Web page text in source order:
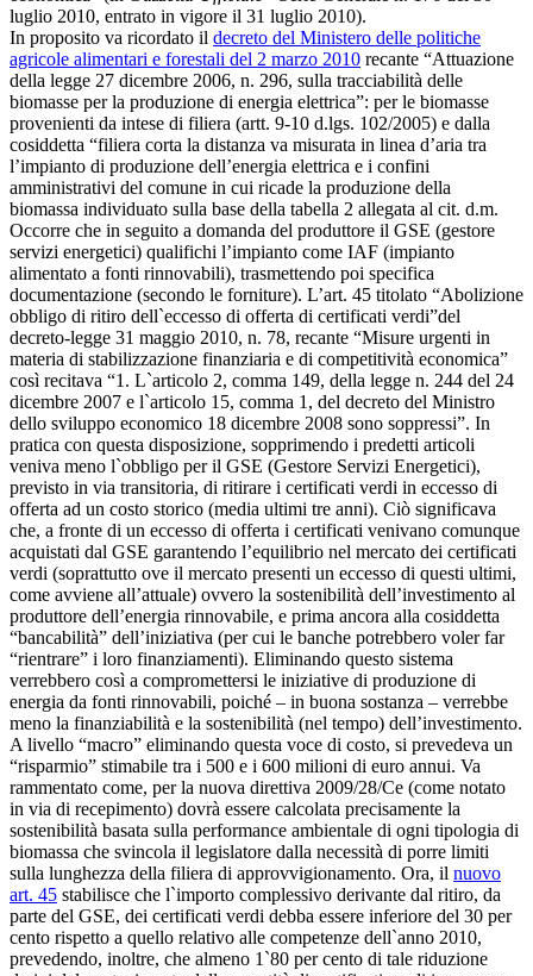
luglio 2010, entrato in vigore il 31 luglio 2010).
In proposito va ricordato il decreto del Ministero delle politiche
agricole alimentari e forestali del 2 marzo 2010 recante “Attuazione
della legge 27 dicembre 2006, n. 296, sulla tracciabilità delle
biomasse per la produzione di energia elettrica”: per le biomasse
provenienti da intese di filiera (artt. 9-10 d.lgs. 102/2005) e dalla
cosiddetta “filiera corta la distanza va misurata in linea d’aria tra
l’impianto di produzione dell’energia elettrica e i confini
amministrativi del comune in cui ricade la produzione della
biomassa individuato sulla base della tabella 2 allegata al cit. d.m.
Occorre che in seguito a domanda del produttore il GSE (gestore
servizi energetici) qualifichi l’impianto come IAF (impianto
alimentato a fonti rinnovabili), trasmettendo poi specifica
documentazione (secondo le forniture). L’art. 45 titolato “Abolizione
obbligo di ritiro dell`eccesso di offerta di certificati verdi”del
decreto-legge 31 maggio 2010, n. 78, recante “Misure urgenti in
materia di stabilizzazione finanziaria e di competitività economica”
così recitava “1. L`articolo 2, comma 149, della legge n. 244 del 24
dicembre 2007 e l`articolo 15, comma 1, del decreto del Ministro
dello sviluppo economico 18 dicembre 2008 sono soppressi”. In
pratica con questa disposizione, sopprimendo i predetti articoli
veniva meno l`obbligo per il GSE (Gestore Servizi Energetici),
previsto in via transitoria, di ritirare i certificati verdi in eccesso di
offerta ad un costo storico (media ultimi tre anni). Ciò significava
che, a fronte di un eccesso di offerta i certificati venivano comunque
acquistati dal GSE garantendo l’equilibrio nel mercato dei certificati
verdi (soprattutto ove il mercato presenti un eccesso di questi ultimi,
come avviene all’attuale) ovvero la sostenibilità dell’investimento al
produttore dell’energia rinnovabile, e prima ancora alla cosiddetta
“bancabilità” dell’iniziativa (per cui le banche potrebbero voler far
“rientrare” i loro finanziamenti). Eliminando questo sistema
verrebbero così a compromettersi le iniziative di produzione di
energia da fonti rinnovabili, poiché – in buona sostanza – verrebbe
meno la finanziabilità e la sostenibilità (nel tempo) dell’investimento.
A livello “macro” eliminando questa voce di costo, si prevedeva un
“risparmio” stimabile tra i 500 e i 600 milioni di euro annui. Va
rammentato come, per la nuova direttiva 2009/28/Ce (come notato
in via di recepimento) dovrà essere calcolata precisamente la
sostenibilità basata sulla performance ambientale di ogni tipologia di
biomassa che svincola il legislatore dalla necessità di porre limiti
sulla lunghezza della filiera di approvvigionamento. Ora, il nuovo
art. 45 stabilisce che l`importo complessivo derivante dal ritiro, da
parte del GSE, dei certificati verdi debba essere inferiore del 30 per
cento rispetto a quello relativo alle competenze dell`anno 2010,
prevedendo, inoltre, che almeno 1`80 per cento di tale riduzione